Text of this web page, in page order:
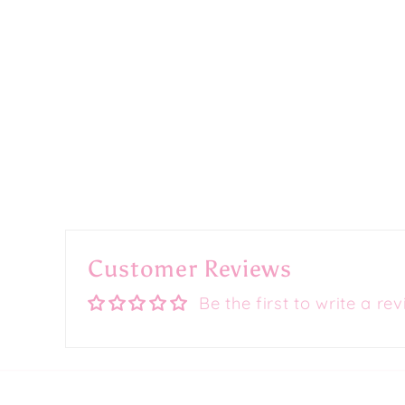
Customer Reviews
Be the first to write a